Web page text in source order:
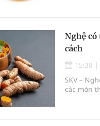
Nghệ có
cách
15:38 |
SKV –
các món